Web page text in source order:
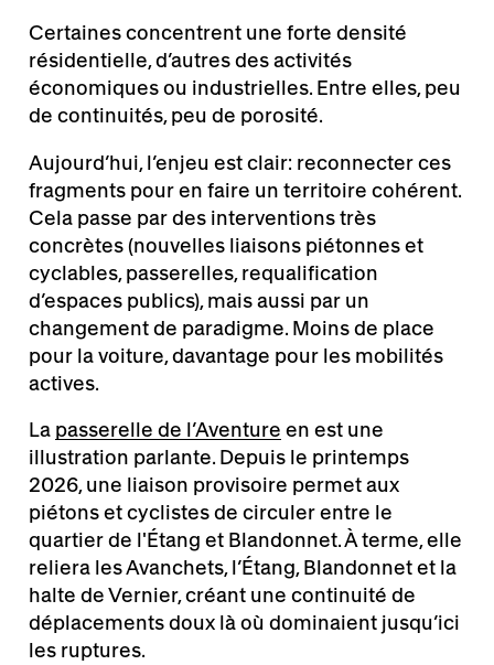
Certaines concentrent une forte densité
résidentielle, d’autres des activités
économiques ou industrielles. Entre elles, peu
de continuités, peu de porosité.
Aujourd’hui, l’enjeu est clair: reconnecter ces
fragments pour en faire un territoire cohérent.
Cela passe par des interventions très
concrètes (nouvelles liaisons piétonnes et
cyclables, passerelles, requalification
d’espaces publics), mais aussi par un
changement de paradigme. Moins de place
pour la voiture, davantage pour les mobilités
actives.
La passerelle de l’Aventure en est une
illustration parlante. Depuis le printemps
2026, une liaison provisoire permet aux
piétons et cyclistes de circuler entre le
quartier de l'Étang et Blandonnet. À terme, elle
reliera les Avanchets, l’Étang, Blandonnet et la
halte de Vernier, créant une continuité de
déplacements doux là où dominaient jusqu’ici
les ruptures.